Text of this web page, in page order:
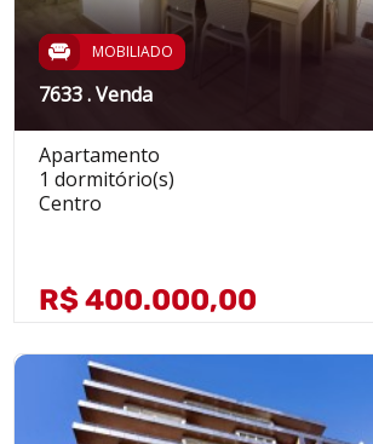
MOBILIADO
7633 . Venda
Apartamento
1 dormitório(s)
Centro
R$ 400.000,00